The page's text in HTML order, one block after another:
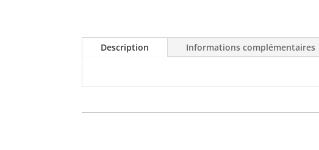
Description Informations complémentaires